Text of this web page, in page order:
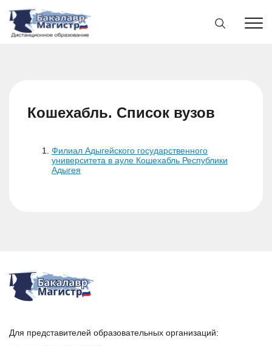
Кошехабль. Список вузов
Филиал Адыгейского государственного
университета в ауле Кошехабль Республики
Адыгея
Для представителей образовательных организаций: